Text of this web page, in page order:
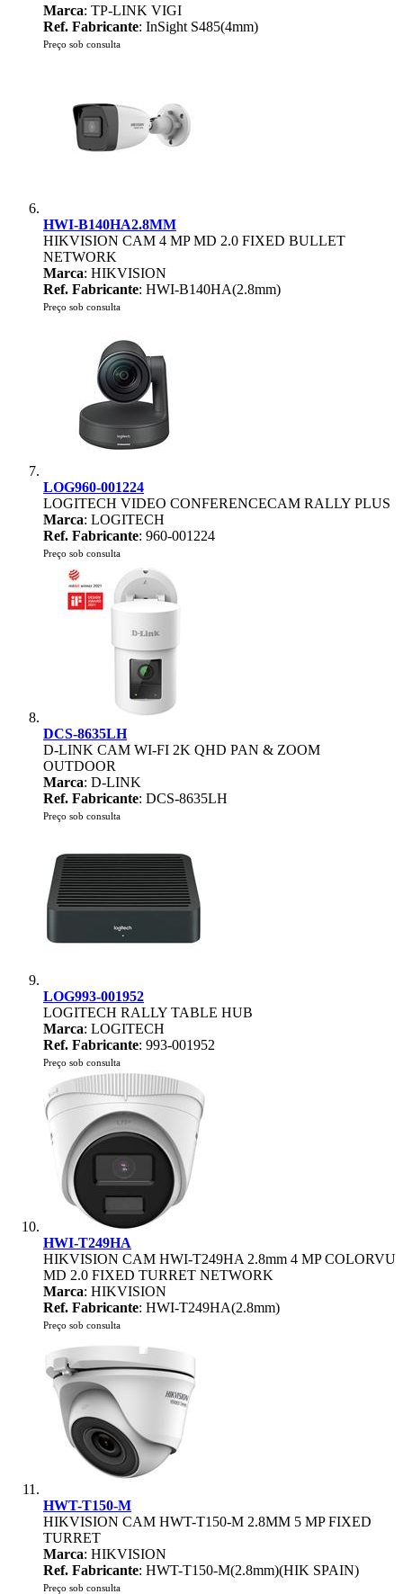
Marca: TP-LINK VIGI
Ref. Fabricante: InSight S485(4mm)
Preço sob consulta
HWI-B140HA2.8MM
HIKVISION CAM 4 MP MD 2.0 FIXED BULLET
NETWORK
Marca: HIKVISION
Ref. Fabricante: HWI-B140HA(2.8mm)
Preço sob consulta
LOG960-001224
LOGITECH VIDEO CONFERENCECAM RALLY PLUS
Marca: LOGITECH
Ref. Fabricante: 960-001224
Preço sob consulta
DCS-8635LH
D-LINK CAM WI-FI 2K QHD PAN & ZOOM
OUTDOOR
Marca: D-LINK
Ref. Fabricante: DCS-8635LH
Preço sob consulta
LOG993-001952
LOGITECH RALLY TABLE HUB
Marca: LOGITECH
Ref. Fabricante: 993-001952
Preço sob consulta
HWI-T249HA
HIKVISION CAM HWI-T249HA 2.8mm 4 MP COLORVU
MD 2.0 FIXED TURRET NETWORK
Marca: HIKVISION
Ref. Fabricante: HWI-T249HA(2.8mm)
Preço sob consulta
HWT-T150-M
HIKVISION CAM HWT-T150-M 2.8MM 5 MP FIXED
TURRET
Marca: HIKVISION
Ref. Fabricante: HWT-T150-M(2.8mm)(HIK SPAIN)
Preço sob consulta